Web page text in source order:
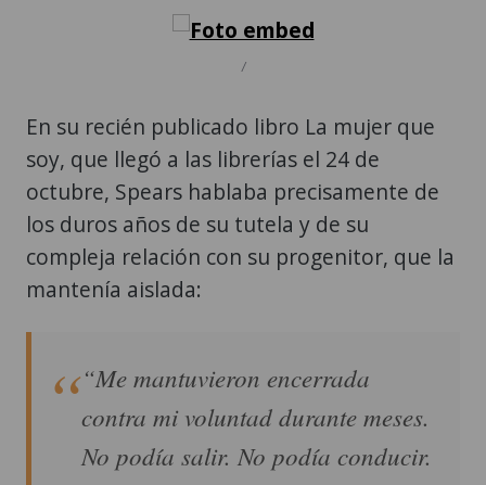
/
En su recién publicado libro La mujer que
soy, que llegó a las librerías el 24 de
octubre, Spears hablaba precisamente de
los duros años de su tutela y de su
compleja relación con su progenitor, que la
mantenía aislada:
“Me mantuvieron encerrada
contra mi voluntad durante meses.
No podía salir. No podía conducir.